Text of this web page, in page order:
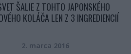
ŠALIE Z TOHTO JAPONSKÉHO
KOLÁČA LEN Z 3 INGREDIENCIÍ
2. marca 2016